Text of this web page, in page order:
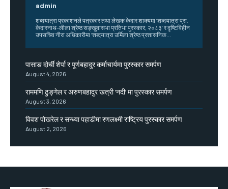
admin
शब्दयात्रा प्रकाशनले पत्रकार तथा लेखक केदार शाक्यमा ‘शब्दयात्रा प्रा.
केदारनाथ–लीला श्रेष्ठ सङ्खुवासभा प्रतिभा पुरस्कार, २०८३’ र दृष्टिविहीन
उपसचिव नीरा अधिकारीमा ‘शब्दयात्रा उर्मिला श्रेष्ठ प्रशासनिक...
पासाङ दोर्ची शेर्पा र पूर्णबहादुर कर्माचार्यमा पुरस्कार समर्पण
August 4, 2026
राममणि ढुङ्गेल र अरुणबहादुर खत्री ‘नदी’ मा पुरस्कार समर्पण
August 3, 2026
विवश पोखरेल र सन्ध्या पहाडीमा रणलक्ष्मी राष्ट्रिय पुरस्कार समर्पण
August 2, 2026